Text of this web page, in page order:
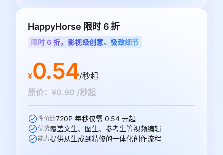
HappyHorse 限时 6 折
限时 6 折，影视级创意、极致细节
¥0.54/秒起
原价：¥0.90 /秒起
性价比720P 每秒仅需 0.54 元起
优势覆盖文生、图生、参考生等视频编辑
能力提供从生成到精修的一体化创作流程